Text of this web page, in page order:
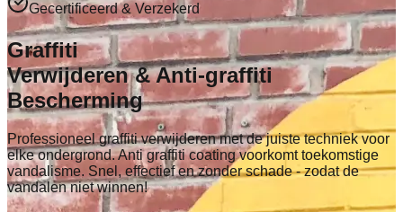
Gecertificeerd & Verzekerd
Graffiti
Verwijderen & Anti-graffiti
Bescherming
Professioneel graffiti verwijderen met de juiste techniek voor
elke ondergrond. Anti graffiti coating voorkomt toekomstige
vandalisme. Snel, effectief en zonder schade - zodat de
vandalen niet winnen!